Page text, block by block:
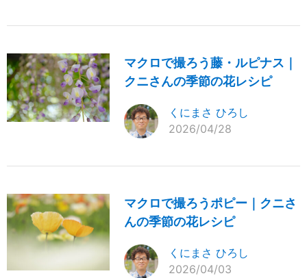
マクロで撮ろう藤・ルピナス｜
クニさんの季節の花レシピ
くにまさ ひろし
2026/04/28
マクロで撮ろうポピー｜クニさ
んの季節の花レシピ
くにまさ ひろし
2026/04/03